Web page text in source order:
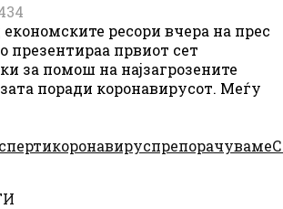
ресори вчера на прес
презентираа првиот сет
за помош на најзагрозените
поради коронавирусот. Меѓу
коронавируспрепорачуваме